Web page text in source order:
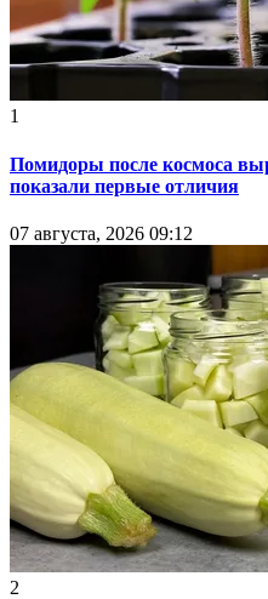
1
Помидоры после космоса
показали первые отличия
07 августа, 2026 09:12
2